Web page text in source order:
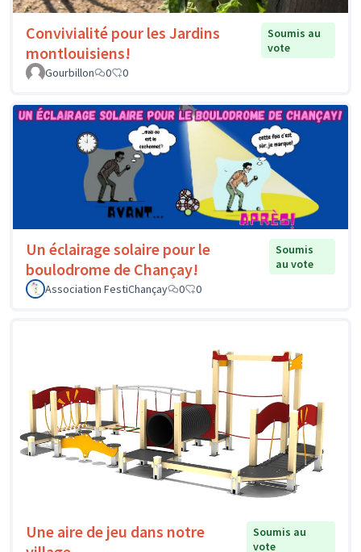
Convivialité pour les Jardins
montlouisiens!
Soumis au
vote
Gourbillon
0 0
Un éclairage solaire pour le
boulodrome de Chançay!
Soumis
au vote
Association FestiChançay
0 0
Une aire de jeu dans notre
Soumis au
vote